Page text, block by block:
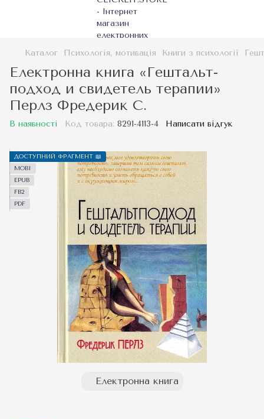
Каталог Психологія, мотивація Книги з психології
Електронна книга «Гештальт-
подход и свидетель терапии»
Перлз Фредерик С.
В наявності Код товара: 8291-4113-4 Написати відгук
ДОСТУПНИЙ ФРАГМЕНТ 📖
MOBI
EPUB
FB2
PDF
Електронна книга